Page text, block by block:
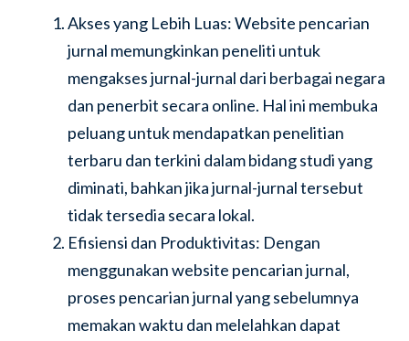
Akses yang Lebih Luas: Website pencarian
jurnal memungkinkan peneliti untuk
mengakses jurnal-jurnal dari berbagai negara
dan penerbit secara online. Hal ini membuka
peluang untuk mendapatkan penelitian
terbaru dan terkini dalam bidang studi yang
diminati, bahkan jika jurnal-jurnal tersebut
tidak tersedia secara lokal.
Efisiensi dan Produktivitas: Dengan
menggunakan website pencarian jurnal,
proses pencarian jurnal yang sebelumnya
memakan waktu dan melelahkan dapat